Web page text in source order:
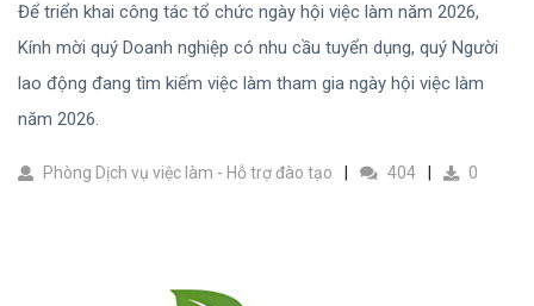
Để triển khai công tác tổ chức ngày hội việc làm năm 2026,
Kính mời quý Doanh nghiệp có nhu cầu tuyển dụng, quý Người
lao động đang tìm kiếm việc làm tham gia ngày hội việc làm
năm 2026.
Phòng Dịch vụ việc làm - Hỗ trợ đào tạo 404 0